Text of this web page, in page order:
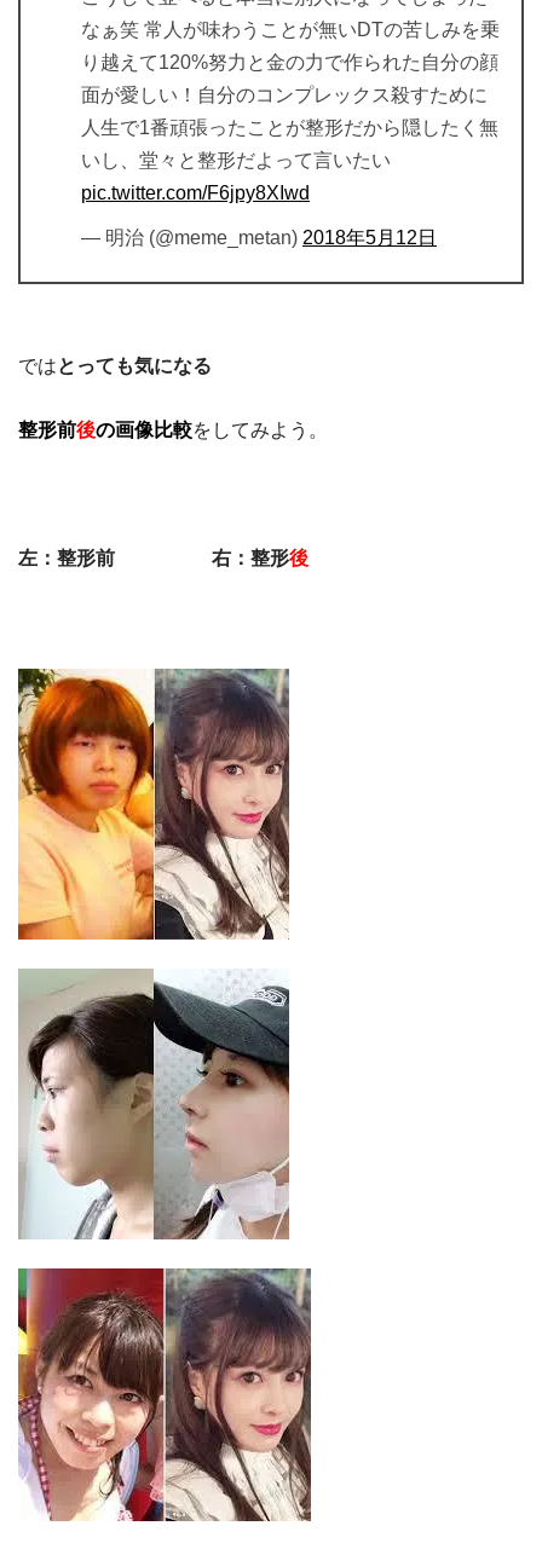
なぁ笑 常人が味わうことが無いDTの苦しみを乗
り越えて120%努力と金の力で作られた自分の顔
面が愛しい！自分のコンプレックス殺すために
人生で1番頑張ったことが整形だから隠したく無
いし、堂々と整形だよって言いたい
pic.twitter.com/F6jpy8XIwd
— 明治 (@meme_metan) 2018年5月12日
ではとっても気になる
整形前後の画像比較をしてみよう。
左：整形前 右：整形後